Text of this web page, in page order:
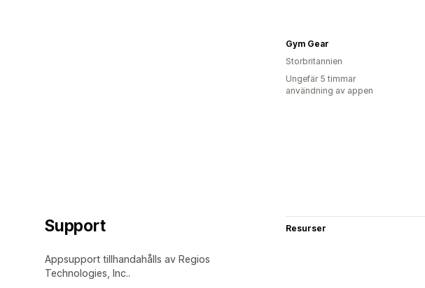
Gym Gear
Storbritannien
Ungefär 5 timmar
användning av appen
Support
Appsupport tillhandahålls av Regios
Technologies, Inc..
Resurser